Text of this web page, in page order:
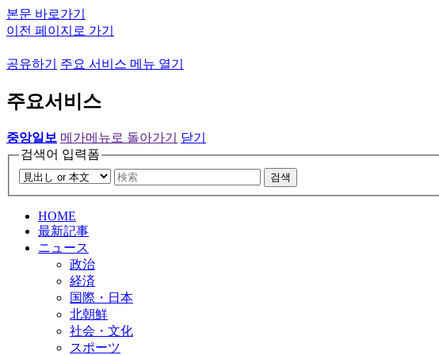
본문 바로가기
이전 페이지로 가기
공유하기 주요 서비스 메뉴 열기
주요서비스
중앙일보 메가메뉴로 돌아가기
닫기
검색어 입력폼
검색
HOME
最新記事
ニュース
政治
経済
国際・日本
北朝鮮
社会・文化
スポーツ